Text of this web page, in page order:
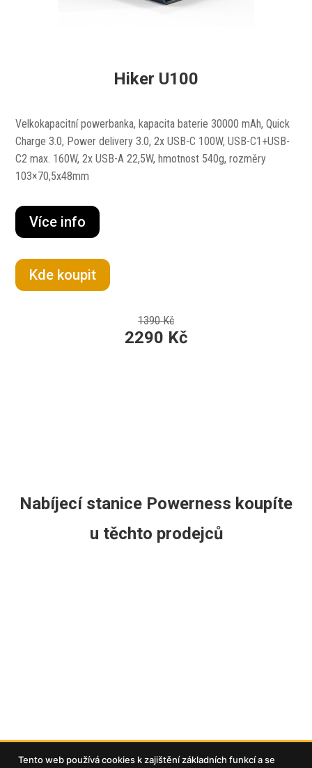
Hiker U100
Velkokapacitní powerbanka, kapacita baterie 30000 mAh, Quick
Charge 3.0, Power delivery 3.0, 2x USB-C 100W, USB-C1+USB-
C2 max. 160W, 2x USB-A 22,5W, hmotnost 540g, rozměry
103×70,5x48mm
Více info
Kde koupit
1390 Kč
2290 Kč
Nabíjecí stanice Powerness koupíte
u těchto prodejců
Tento web používá cookies k zajištění základních funkcí a se